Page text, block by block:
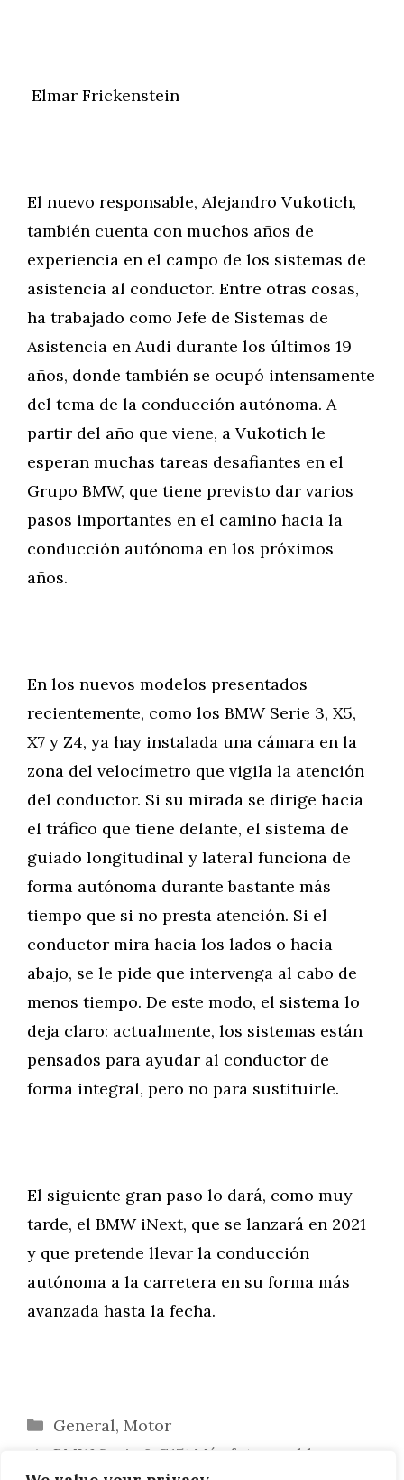
Elmar Frickenstein
El nuevo responsable, Alejandro Vukotich,
también cuenta con muchos años de
experiencia en el campo de los sistemas de
asistencia al conductor. Entre otras cosas,
ha trabajado como Jefe de Sistemas de
Asistencia en Audi durante los últimos 19
años, donde también se ocupó intensamente
del tema de la conducción autónoma. A
partir del año que viene, a Vukotich le
esperan muchas tareas desafiantes en el
Grupo BMW, que tiene previsto dar varios
pasos importantes en el camino hacia la
conducción autónoma en los próximos
años.
En los nuevos modelos presentados
recientemente, como los BMW Serie 3, X5,
X7 y Z4, ya hay instalada una cámara en la
zona del velocímetro que vigila la atención
del conductor. Si su mirada se dirige hacia
el tráfico que tiene delante, el sistema de
guiado longitudinal y lateral funciona de
forma autónoma durante bastante más
tiempo que si no presta atención. Si el
conductor mira hacia los lados o hacia
abajo, se le pide que intervenga al cabo de
menos tiempo. De este modo, el sistema lo
deja claro: actualmente, los sistemas están
pensados para ayudar al conductor de
forma integral, pero no para sustituirle.
El siguiente gran paso lo dará, como muy
tarde, el BMW iNext, que se lanzará en 2021
y que pretende llevar la conducción
autónoma a la carretera en su forma más
avanzada hasta la fecha.
Categorías
General, Motor
BMW Serie 8 G15: Más fotos en blanco y